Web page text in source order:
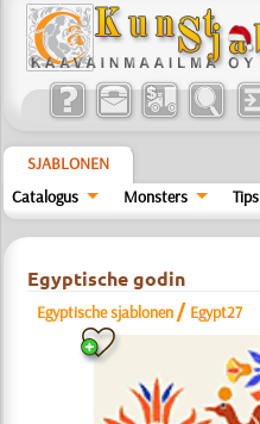
SJABLONEN
Catalogus
Monsters Tips
Egyptische godin
Egyptische sjablonen / Egypt27